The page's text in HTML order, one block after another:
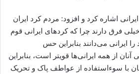
اشاره کرد و افزود: مردم کرد ایران
فرق دارند چرا که کردهای ایرانی قوم
ایرانی می‌دانند بنابراین حس
از همه ایرانی‌ها قویتر است، بنابراین
با سوءاستفاده از عواطف پاک و تحریک